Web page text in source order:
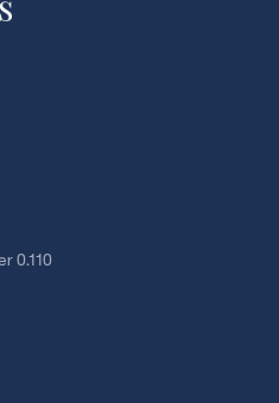
0.110